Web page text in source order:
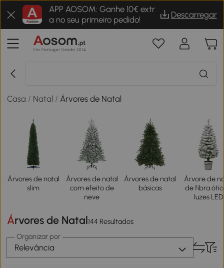
APP AOSOM: Ganhe 10€ extr
a no seu primeiro pedido!
Descarregar
Casa / Natal / Árvores de Natal
Árvores de natal
slim
Árvores de natal
com efeito de
neve
Árvores de natal
básicas
Árvore de
de fibra
luzes LED
Árvores de Natal144 Resultados
Organizar por
Relevância